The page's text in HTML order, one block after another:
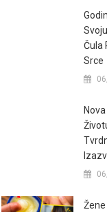
Čula
Srce